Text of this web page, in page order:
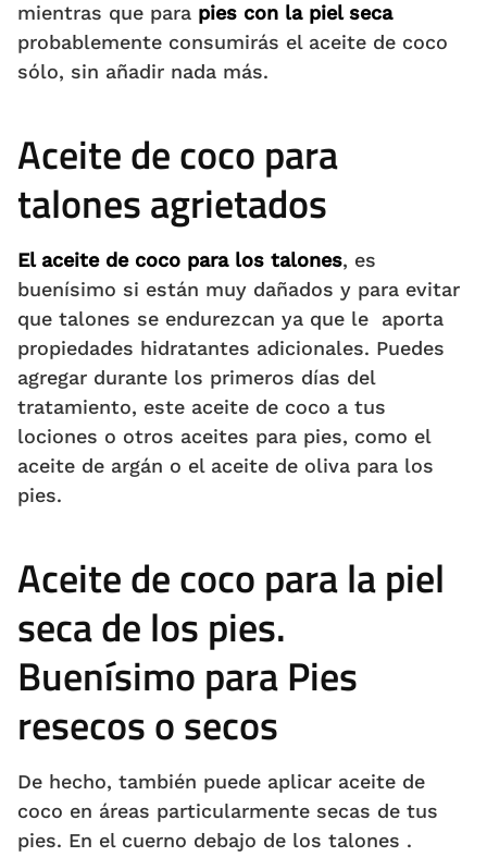
mientras que para pies con la piel seca
probablemente consumirás el aceite de coco
sólo, sin añadir nada más.
Aceite de coco para
talones agrietados
El aceite de coco para los talones, es
buenísimo si están muy dañados y para evitar
que talones se endurezcan ya que le aporta
propiedades hidratantes adicionales. Puedes
agregar durante los primeros días del
tratamiento, este aceite de coco a tus
lociones o otros aceites para pies, como el
aceite de argán o el aceite de oliva para los
pies.
Aceite de coco para la piel
seca de los pies.
Buenísimo para Pies
resecos o secos
De hecho, también puede aplicar aceite de
coco en áreas particularmente secas de tus
pies. En el cuerno debajo de los talones .